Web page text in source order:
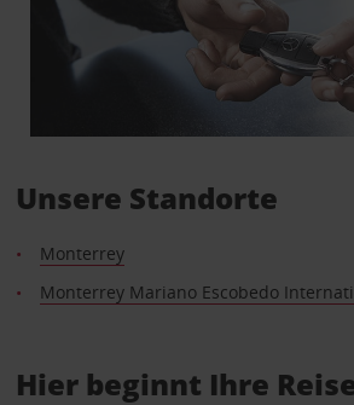
Unsere Standorte
Monterrey
Monterrey Mariano Escobedo
Hier beginnt Ihre